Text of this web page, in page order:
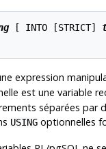
[ INTO [STRICT]
expression
est une variable
séparées par
USINGoptionnelles